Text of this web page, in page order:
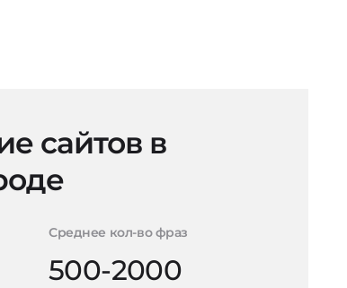
сайтов в
Среднее кол-во фраз
500-2000